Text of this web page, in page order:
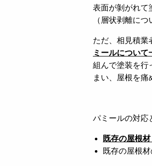
表面が剝がれて
（層状剥離に
ただ、相見積業
ミールについて
組んで塗装を行
まい、屋根を痛
パミールの対応
既存の屋根
既存の屋根